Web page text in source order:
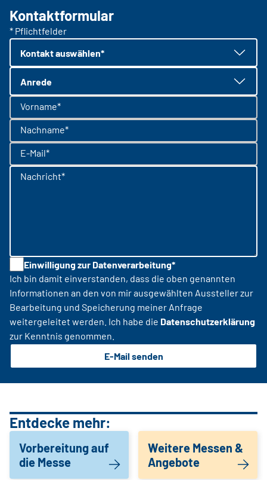
Kontaktformular
* Pflichtfelder
Kontakt auswählen*
Anrede
Vorname*
Nachname*
E-Mail*
Nachricht*
Einwilligung zur Datenverarbeitung*
Ich bin damit einverstanden, dass die oben genannten
Informationen an den von mir ausgewählten Aussteller zur
Bearbeitung und Speicherung meiner Anfrage
weitergeleitet werden. Ich habe die Datenschutzerklärung
zur Kenntnis genommen.
E-Mail senden
Entdecke mehr:
Vorbereitung auf
die Messe
Weitere Messen &
Angebote